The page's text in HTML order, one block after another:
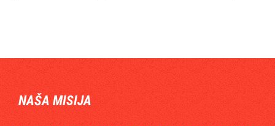
NAŠA MISIJA